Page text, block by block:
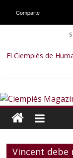
El Ciempiés de
final de la sexta
El Ciempiés de
El Ciempiés de
El Ciempiés de
Vincent debe
Comparte